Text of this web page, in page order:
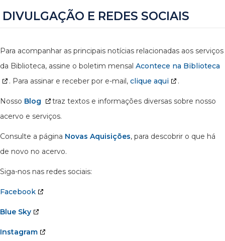
DIVULGAÇÃO E REDES SOCIAIS
Para acompanhar as principais notícias relacionadas aos serviços
da Biblioteca, assine o boletim mensal Acontece na Biblioteca
. Para assinar e receber por e-mail, clique aqui .
Nosso Blog
traz textos e informações diversas sobre nosso
acervo e serviços.
Consulte a página Novas Aquisições, para descobrir o que há
de novo no acervo.
Siga-nos nas redes sociais:
Facebook
Blue Sky
Instagram